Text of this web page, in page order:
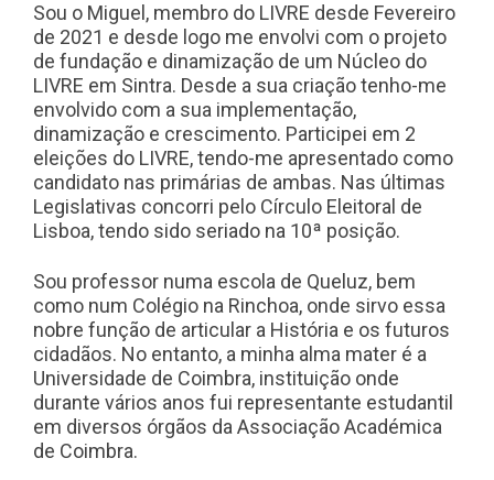
Sou o Miguel, membro do LIVRE desde Fevereiro
de 2021 e desde logo me envolvi com o projeto
de fundação e dinamização de um Núcleo do
LIVRE em Sintra. Desde a sua criação tenho-me
envolvido com a sua implementação,
dinamização e crescimento. Participei em 2
eleições do LIVRE, tendo-me apresentado como
candidato nas primárias de ambas. Nas últimas
Legislativas concorri pelo Círculo Eleitoral de
Lisboa, tendo sido seriado na 10ª posição.
Sou professor numa escola de Queluz, bem
como num Colégio na Rinchoa, onde sirvo essa
nobre função de articular a História e os futuros
cidadãos. No entanto, a minha alma mater é a
Universidade de Coimbra, instituição onde
durante vários anos fui representante estudantil
em diversos órgãos da Associação Académica
de Coimbra.